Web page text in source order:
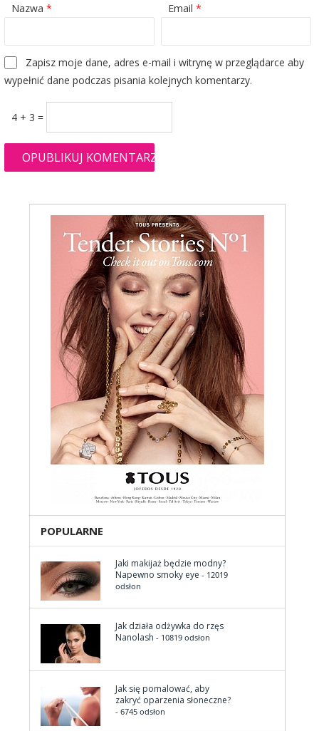
Nazwa* Email *
Zapisz moje dane, adres e-mail i witrynę w przeglądarce aby
wypełnić dane podczas pisania kolejnych komentarzy.
4 + 3 =
POPULARNE
Jaki makijaż będzie modny?
Napewno smoky eye - 12019
odsłon
Jak działa odżywka do rzęs
Nanolash - 10819 odsłon
Jak się pomalować, aby
zakryć oparzenia słoneczne?
- 6745 odsłon